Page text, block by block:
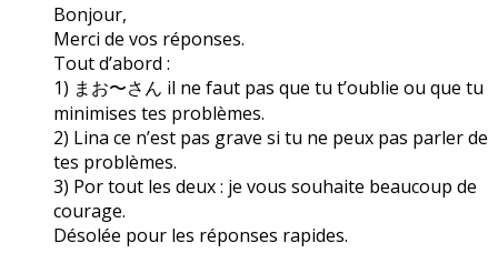
Bonjour,
Merci de vos réponses.
Tout d’abord :
1) まお〜さん il ne faut pas que tu t’oublie ou que tu
minimises tes problèmes.
2) Lina ce n’est pas grave si tu ne peux pas parler de
tes problèmes.
3) Por tout les deux : je vous souhaite beaucoup de
courage.
Désolée pour les réponses rapides.